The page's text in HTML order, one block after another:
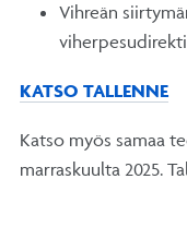
Vihreän
KATSO TALLENNE
Katso myös samaa
marraskuulta 2025.